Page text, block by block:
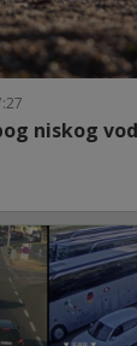
niskog